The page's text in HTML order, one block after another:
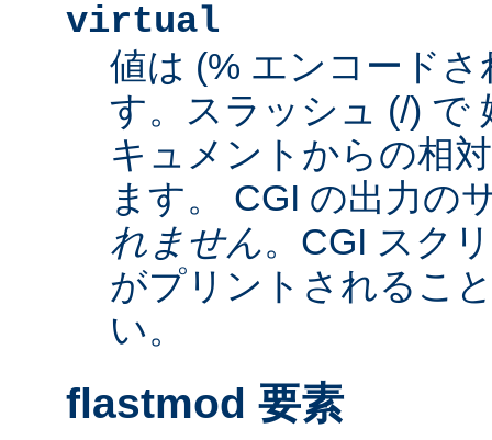
virtual
値は (% エンコード
す。スラッシュ (/) で
キュメントからの相
ます。 CGI の出力の
れません。CGI スク
がプリントされるこ
い。
flastmod 要素